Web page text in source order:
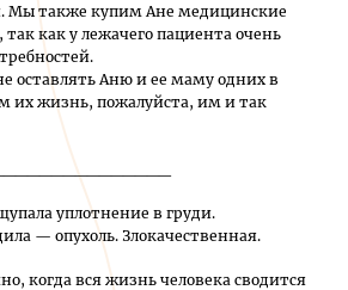
Мы также купим Ане медицинские
как у лежачего пациента очень
оставлять Аню и ее маму одних в
их жизнь, пожалуйста, им и так
уплотнение в груди.
— опухоль. Злокачественная.
когда вся жизнь человека сводится